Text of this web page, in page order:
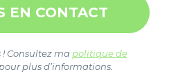
Consultez ma politique de
plus d’informations.